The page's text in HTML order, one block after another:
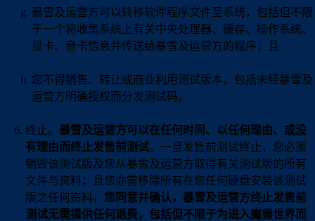
暴雪及运营方可以转移软件程序文件至系统，包括但不限
于一个将收集系统上有关中央处理器、缓存、操作系统、
显卡、音卡信息并传送给暴雪及运营方的程序；且
您不得销售、转让或商业利用测试版本，包括未经暴雪及
运营方明确授权而分发测试码。
终止。 暴雪及运营方可以在任何时间、以任何理由、或没
有理由而终止发售前测试。一旦发售前测试终止，您必须
销毁该测试版及您从暴雪及运营方取得有关测试版的所有
文件与资料；且您亦需移除所有在您任何硬盘安装该测试
版之任何资料。 您同意并确认，暴雪及运营方终止发售前
测试无需提供任何退费，包括但不限于为进入魔兽世界而